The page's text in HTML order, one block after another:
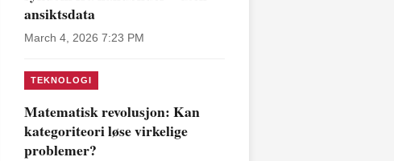
ansiktsdata
March 4, 2026 7:23 PM
TEKNOLOGI
Matematisk revolusjon: Kan
kategoriteori løse virkelige
problemer?